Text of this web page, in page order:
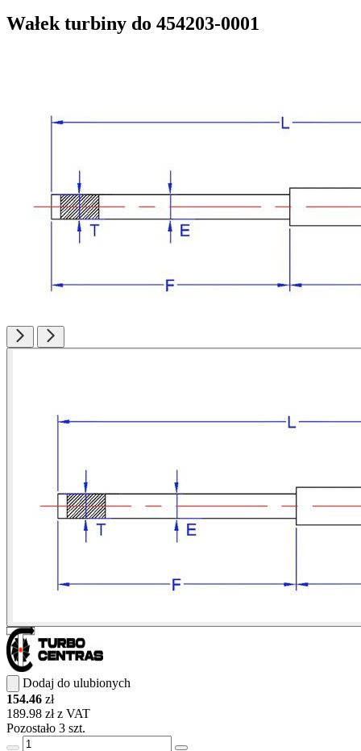
Wałek turbiny do 454203-0001
Dodaj do ulubionych
154.46 zł
189.98 zł z VAT
Pozostało 3 szt.